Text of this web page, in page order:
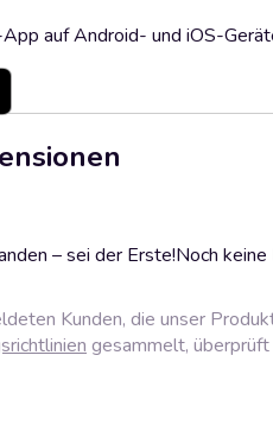
auf Android- und iOS-
– sei der Erste!Noch
Kunden, die unser
gesammelt,